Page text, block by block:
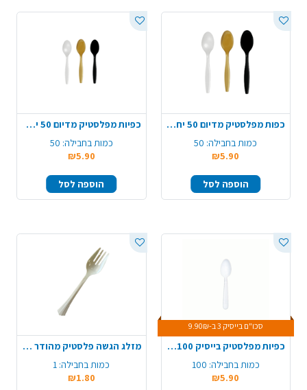
כפות מפלסטיק מדיום 50 יח' - צבע משתנה
כמות בחבילה: 50
₪5.90
הוספה לסל
כפיות מפלסטיק מדיום 50 יח' - צבע משתנה
כמות בחבילה: 50
₪5.90
הוספה לסל
סכו"ם בייסיק 3 ב-9.90₪
כפיות מפלסטיק בייסיק 100 יח' - לבן
כמות בחבילה: 100
₪5.90
מזלג הגשה פלסטיק מהודר - קרם
כמות בחבילה: 1
₪1.80